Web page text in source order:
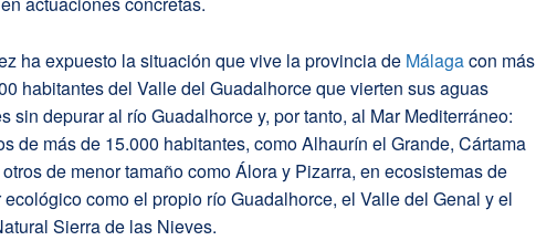
ha expuesto la situación que vive la provincia de Málagacon más
habitantes del Valle del Guadalhorce que vierten sus aguas
sin depurar al río Guadalhorce y, por tanto, al Mar Mediterráneo:
de más de 15.000 habitantes, como Alhaurín el Grande, Cártama
de menor tamaño como Álora y Pizarra, en ecosistemas de
ecológico como el propio río Guadalhorce, el Valle del Genal y el
Sierra de las Nieves.